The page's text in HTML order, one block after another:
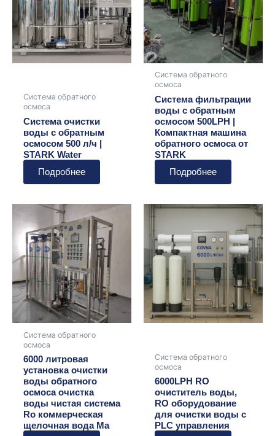
Система обратного
осмоса
Система очистки
воды с обратным
осмосом 500 л/ч |
STARK Water
Подробнее
Система обратного
осмоса
Система фильтрации
воды с обратным
осмосом 500LPH |
Компактная машина
обратного осмоса от
STARK
Подробнее
Система обратного
осмоса
6000 литровая
установка очистки
воды обратного
осмоса очистка
воды чистая система
Ro коммерческая
щелочная вода Ma
Система обратного
осмоса
6000LPH RO
очиститель воды,
RO оборудование
для очистки воды с
PLC управления